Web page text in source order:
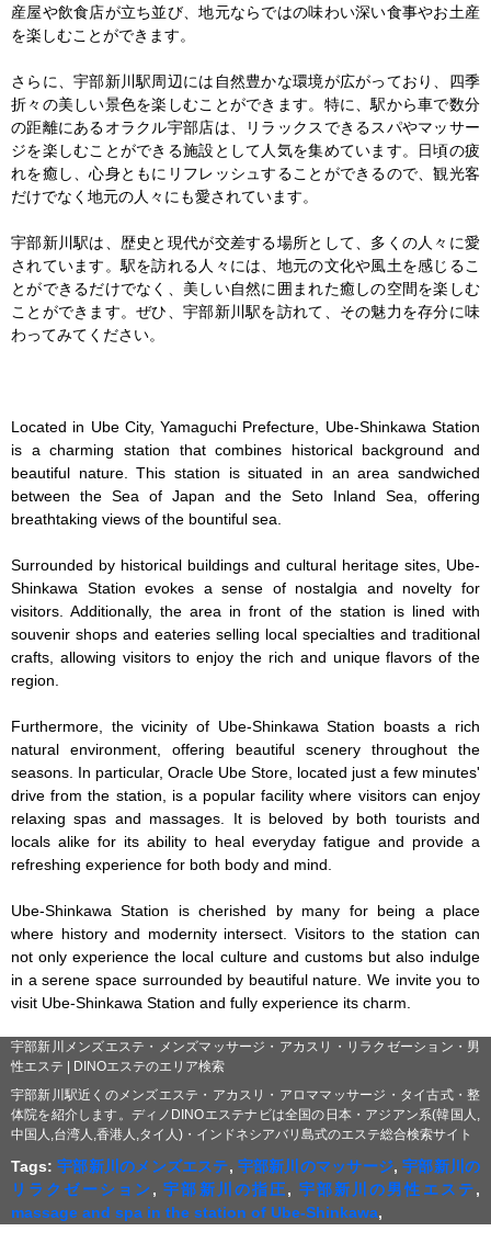
産屋や飲食店が立ち並び、地元ならではの味わい深い食事やお土産
を楽しむことができます。
さらに、宇部新川駅周辺には自然豊かな環境が広がっており、四季
折々の美しい景色を楽しむことができます。特に、駅から車で数分
の距離にあるオラクル宇部店は、リラックスできるスパやマッサー
ジを楽しむことができる施設として人気を集めています。日頃の疲
れを癒し、心身ともにリフレッシュすることができるので、観光客
だけでなく地元の人々にも愛されています。
宇部新川駅は、歴史と現代が交差する場所として、多くの人々に愛
されています。駅を訪れる人々には、地元の文化や風土を感じるこ
とができるだけでなく、美しい自然に囲まれた癒しの空間を楽しむ
ことができます。ぜひ、宇部新川駅を訪れて、その魅力を存分に味
わってみてください。
Located in Ube City, Yamaguchi Prefecture, Ube-Shinkawa Station
is a charming station that combines historical background and
beautiful nature. This station is situated in an area sandwiched
between the Sea of Japan and the Seto Inland Sea, offering
breathtaking views of the bountiful sea.
Surrounded by historical buildings and cultural heritage sites, Ube-
Shinkawa Station evokes a sense of nostalgia and novelty for
visitors. Additionally, the area in front of the station is lined with
souvenir shops and eateries selling local specialties and traditional
crafts, allowing visitors to enjoy the rich and unique flavors of the
region.
Furthermore, the vicinity of Ube-Shinkawa Station boasts a rich
natural environment, offering beautiful scenery throughout the
seasons. In particular, Oracle Ube Store, located just a few minutes'
drive from the station, is a popular facility where visitors can enjoy
relaxing spas and massages. It is beloved by both tourists and
locals alike for its ability to heal everyday fatigue and provide a
refreshing experience for both body and mind.
Ube-Shinkawa Station is cherished by many for being a place
where history and modernity intersect. Visitors to the station can
not only experience the local culture and customs but also indulge
in a serene space surrounded by beautiful nature. We invite you to
visit Ube-Shinkawa Station and fully experience its charm.
宇部新川メンズエステ・メンズマッサージ・アカスリ・リラクゼーション・男
性エステ | DINOエステのエリア検索
宇部新川駅近くのメンズエステ・アカスリ・アロママッサージ・タイ古式・整
体院を紹介します。ディノDINOエステナビは全国の日本・アジアン系(韓国人,
中国人,台湾人,香港人,タイ人)・インドネシアバリ島式のエステ総合検索サイト
Tags:宇部新川のメンズエステ, 宇部新川のマッサージ,宇部新川の
リラクゼーション,宇部新川の指圧, 宇部新川の男性エステ,
massage and spa in the station of Ube-Shinkawa,